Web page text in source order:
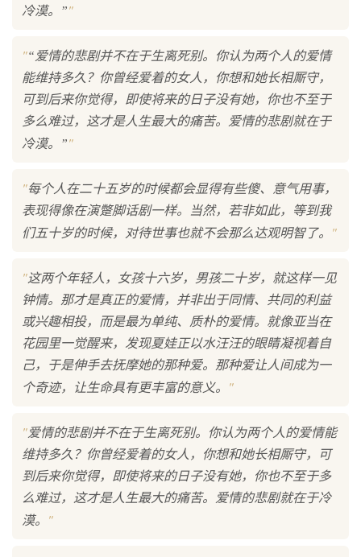
冷漠。”"
"“爱情的悲剧并不在于生离死别。你认为两个人的爱情
能维持多久？你曾经爱着的女人，你想和她长相厮守，
可到后来你觉得，即使将来的日子没有她，你也不至于
多么难过，这才是人生最大的痛苦。爱情的悲剧就在于
冷漠。”"
"每个人在二十五岁的时候都会显得有些傻、意气用事，
表现得像在演蹩脚话剧一样。当然，若非如此，等到我
们五十岁的时候，对待世事也就不会那么达观明智了。
"
"这两个年轻人，女孩十六岁，男孩二十岁，就这样一见
钟情。那才是真正的爱情，并非出于同情、共同的利益
或兴趣相投，而是最为单纯、质朴的爱情。就像亚当在
花园里一觉醒来，发现夏娃正以水汪汪的眼睛凝视着自
己，于是伸手去抚摩她的那种爱。那种爱让人间成为一
个奇迹，让生命具有更丰富的意义。
"
"爱情的悲剧并不在于生离死别。你认为两个人的爱情能
维持多久？你曾经爱着的女人，你想和她长相厮守，可
到后来你觉得，即使将来的日子没有她，你也不至于多
么难过，这才是人生最大的痛苦。爱情的悲剧就在于冷
漠。
"